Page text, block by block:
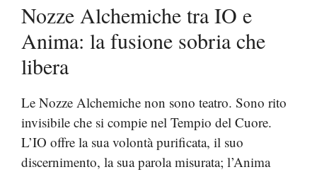
Nozze Alchemiche tra IO e
Anima: la fusione sobria che
libera
Le Nozze Alchemiche non sono teatro. Sono rito
invisibile che si compie nel Tempio del Cuore.
L’IO offre la sua volontà purificata, il suo
discernimento, la sua parola misurata; l’Anima